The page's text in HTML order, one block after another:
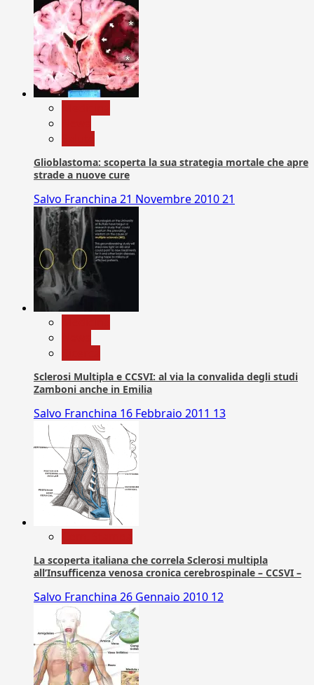
Glioblastoma: scoperta la sua strategia mortale che apre
strade a nuove cure
Salvo Franchina 21 Novembre 201021
Sclerosi Multipla e CCSVI: al via la convalida degli studi
Zamboni anche in Emilia
Salvo Franchina 16 Febbraio 2011 13
La scoperta italiana che correla Sclerosi multipla
all’Insufficenza venosa cronica cerebrospinale – CCSVI –
Salvo Franchina 26 Gennaio 2010 12